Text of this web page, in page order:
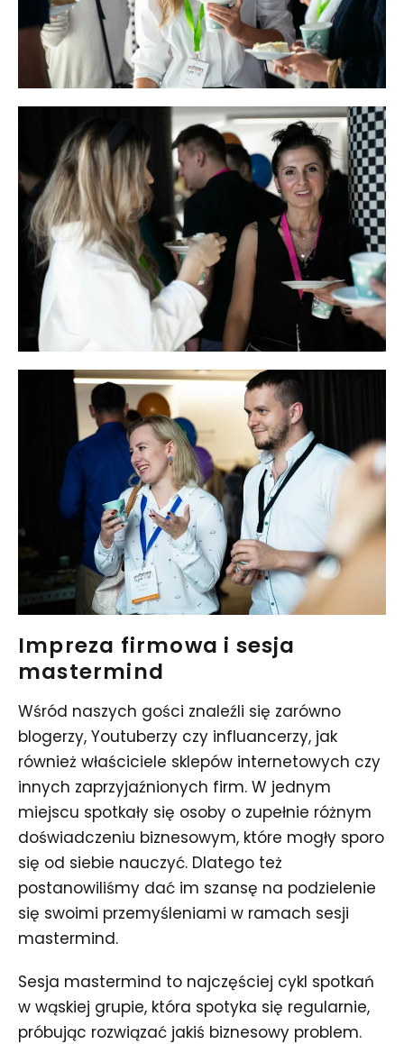
Impreza firmowa i sesja
mastermind
Wśród naszych gości znaleźli się zarówno
blogerzy, Youtuberzy czy influancerzy, jak
również właściciele sklepów internetowych czy
innych zaprzyjaźnionych firm. W jednym
miejscu spotkały się osoby o zupełnie różnym
doświadczeniu biznesowym, które mogły sporo
się od siebie nauczyć. Dlatego też
postanowiliśmy dać im szansę na podzielenie
się swoimi przemyśleniami w ramach sesji
mastermind.
Sesja mastermind to najczęściej cykl spotkań
w wąskiej grupie, która spotyka się regularnie,
próbując rozwiązać jakiś biznesowy problem.